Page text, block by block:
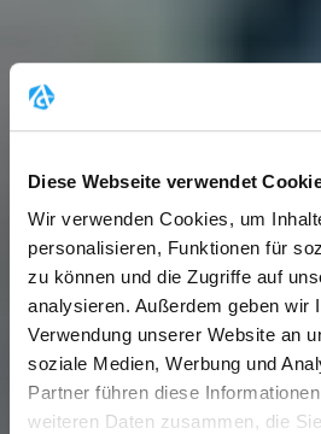
Diese Webseite verwendet
Wir verwenden Cookies, um
personalisieren, Funktionen für
zu können und die Zugriffe auf
analysieren. Außerdem geben wir
Verwendung unserer Website an
soziale Medien, Werbung und
Partner führen diese
weiteren Daten zusammen, die